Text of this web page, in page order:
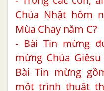
Chúa Nhật hôm
Mùa Chay năm C?
- Bài Tin mừng
mừng Chúa
Bài Tin mừng
một trình thuật